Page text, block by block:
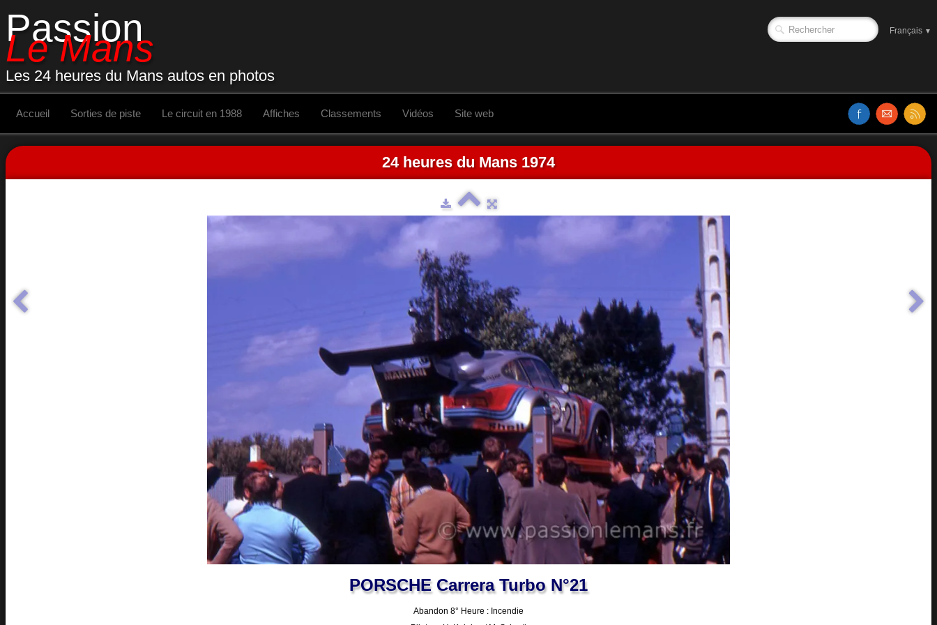
Passion
Le Mans
Les 24 heures du Mans autos en photos
Français ▼
Accueil Sorties de piste Le circuit en 1988 Affiches Classements Vidéos Site web
24 heures du Mans 1974
PORSCHE Carrera Turbo N°21
Abandon 8° Heure : Incendie